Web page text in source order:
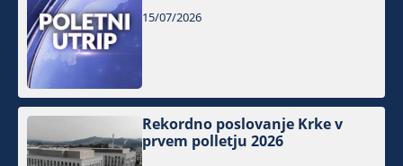
15/07/2026
Rekordno poslovanje Krke v
prvem polletju 2026